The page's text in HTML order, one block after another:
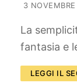
3
La
fantasia e
LEGGI IL